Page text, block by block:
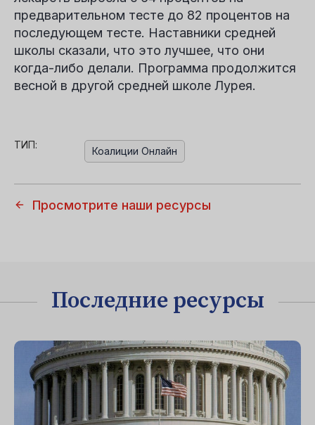
предварительном тесте до 82 процентов на
последующем тесте. Наставники средней
школы сказали, что это лучшее, что они
когда-либо делали. Программа продолжится
весной в другой средней школе Лурея.
ТИП:
Коалиции Онлайн
Просмотрите наши ресурсы
Последние ресурсы